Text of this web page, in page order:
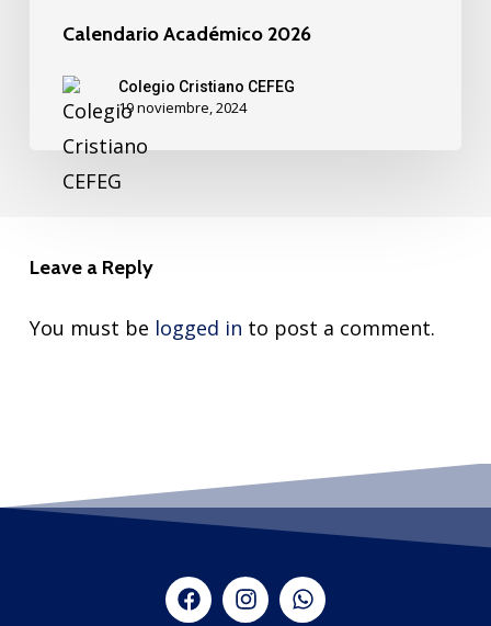
Calendario Académico 2026
Colegio Cristiano CEFEG
19 noviembre, 2024
Leave a Reply
You must be logged in to post a comment.